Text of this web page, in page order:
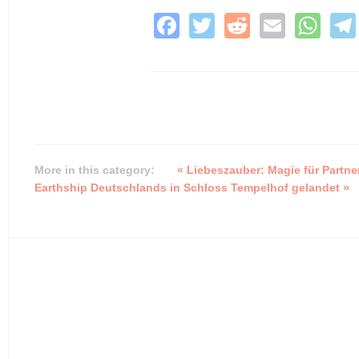
F
o
T
R
E
W
p
More in this category: « Liebeszauber: Magie für
Earthship Deutschlands in Schloss Tempelhof gelandet »